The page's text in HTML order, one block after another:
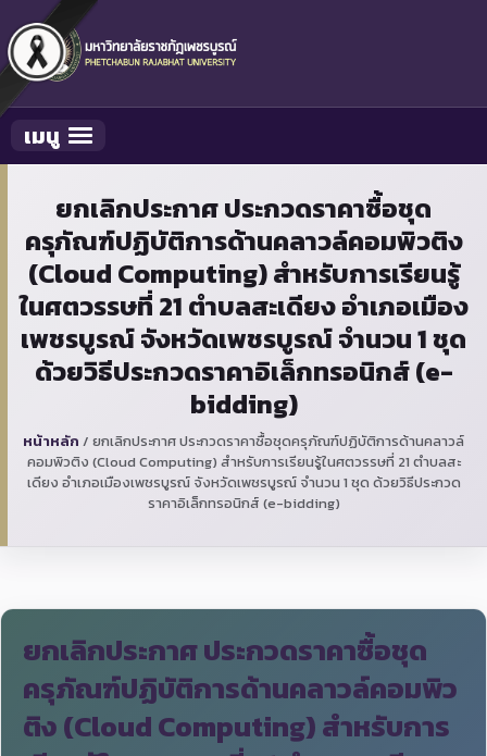
Toggle navigation
เมนู
ยกเลิกประกาศ ประกวดราคาซื้อชุด
ครุภัณฑ์ปฏิบัติการด้านคลาวล์คอมพิวติง
(Cloud Computing) สำหรับการเรียนรู้
ในศตวรรษที่ 21 ตำบลสะเดียง อำเภอเมือง
เพชรบูรณ์ จังหวัดเพชรบูรณ์ จำนวน 1 ชุด
ด้วยวิธีประกวดราคาอิเล็กทรอนิกส์ (e-
bidding)
หน้าหลัก / ยกเลิกประกาศ ประกวดราคาซื้อชุดครุภัณฑ์ปฏิบัติการด้านคลาวล์
คอมพิวติง (Cloud Computing) สำหรับการเรียนรู้ในศตวรรษที่ 21 ตำบลสะ
เดียง อำเภอเมืองเพชรบูรณ์ จังหวัดเพชรบูรณ์ จำนวน 1 ชุด ด้วยวิธีประกวด
ราคาอิเล็กทรอนิกส์ (e-bidding)
ยกเลิกประกาศ ประกวดราคาซื้อชุด
ครุภัณฑ์ปฏิบัติการด้านคลาวล์คอมพิว
ติง (Cloud Computing) สำหรับการ